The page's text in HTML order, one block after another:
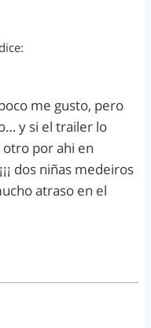
dice:
me gusto, pero
y si el trailer lo
otro por ahi en
dos niñas medeiros
atraso en el